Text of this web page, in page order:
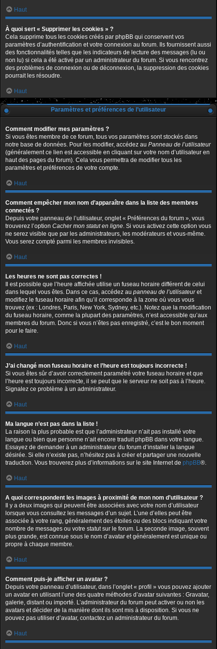
Haut
À quoi sert « Supprimer les cookies » ?
Cela supprime tous les cookies créés par phpBB qui conservent vos
paramètres d’authentification et votre connexion au forum. Ils fournissent aussi
des fonctionnalités telles que les indicateurs de lecture des messages (lu ou
non lu) si cela a été activé par un administrateur du forum. Si vous rencontrez
des problèmes de connexion ou de déconnexion, la suppression des cookies
pourrait les résoudre.
Haut
Paramètres et préférences de l’utilisateur
Comment modifier mes paramètres ?
Si vous êtes membre de ce forum, tous vos paramètres sont stockés dans
notre base de données. Pour les modifier, accédez au Panneau de l’utilisateur
(généralement ce lien est accessible en cliquant sur votre nom d’utilisateur en
haut des pages du forum). Cela vous permettra de modifier tous les
paramètres et préférences de votre compte.
Haut
Comment empêcher mon nom d’apparaître dans la liste des membres
connectés ?
Depuis votre panneau de l’utilisateur, onglet « Préférences du forum », vous
trouverez l’option Cacher mon statut en ligne. Si vous activez cette option vous
ne serez visible que par les administrateurs, les modérateurs et vous-même.
Vous serez compté parmi les membres invisibles.
Haut
Les heures ne sont pas correctes !
Il est possible que l’heure affichée utilise un fuseau horaire différent de celui
dans lequel vous êtes. Dans ce cas, accédez au panneau de l’utilisateuret
modifiez le fuseau horaire afin qu’il corresponde à la zone où vous vous
trouvez (ex : Londres, Paris, New York, Sydney, etc.). Notez que la modification
du fuseau horaire, comme la plupart des paramètres, n’est accessible qu’aux
membres du forum. Donc si vous n’êtes pas enregistré, c’est le bon moment
pour le faire.
Haut
J’ai changé mon fuseau horaire et l’heure est toujours incorrecte !
Si vous êtes sûr d’avoir correctement paramétré votre fuseau horaire et que
l’heure est toujours incorrecte, il se peut que le serveur ne soit pas à l’heure.
Signalez ce problème à un administrateur.
Haut
Ma langue n’est pas dans la liste !
La raison la plus probable est que l’administrateur n’ait pas installé votre
langue ou bien que personne n’ait encore traduit phpBB dans votre langue.
Essayez de demander à un administrateur du forum d’installer la langue
désirée. Si elle n’existe pas, n’hésitez pas à créer et partager une nouvelle
traduction. Vous trouverez plus d’informations sur le site Internet de phpBB®.
Haut
A quoi correspondent les images à proximité de mon nom d’utilisateur ?
Il y a deux images qui peuvent être associées avec votre nom d’utilisateur
lorsque vous consultez les messages d’un sujet. L’une d’elles peut être
associée à votre rang, généralement des étoiles ou des blocs indiquant votre
nombre de messages ou votre statut sur le forum. La seconde image, souvent
plus grande, est connue sous le nom d’avatar et généralement est unique ou
propre à chaque membre.
Haut
Comment puis-je afficher un avatar ?
Depuis votre panneau d’utilisateur, dans l’onglet « profil » vous pouvez ajouter
un avatar en utilisant l’une des quatre méthodes d’avatar suivantes : Gravatar,
galerie, distant ou importé. L’administrateur du forum peut activer ou non les
avatars et décider de la manière dont ils sont mis à disposition. Si vous ne
pouvez pas utiliser d’avatar, contactez un administrateur du forum.
Haut